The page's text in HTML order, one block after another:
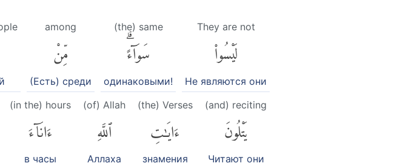
They are not
لَيْسُوا۟
Не являются они
(the) same
سَوَآءًۗ
одинаковыми!
among
مِّنْ
(Есть) среди
(and) reciting
يَتْلُونَ
Читают они
(the) Verses
ءَايَٰتِ
знамения
(of) Allah
ٱللَّهِ
Аллаха
(in the) hours
ءَانَآءَ
в часы